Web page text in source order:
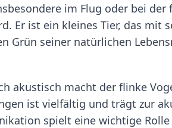
im Flug oder bei der
Er ist ein kleines Tier, das mit
Grün seiner natürlichen
akustisch macht der flinke
ist vielfältig und trägt zur
spielt eine wichtige